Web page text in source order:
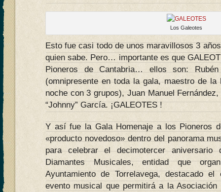
Los Galeotes
Esto fue casi todo de unos maravillosos 3
quien sabe. Pero… importante es que
Pioneros de Cantabria… ellos son:
(omnipresente en toda la gala, maestro de
noche con 3 grupos), Juan Manuel
“Johnny” García. ¡GALEOTES !
Y así fue la Gala Homenaje a los Pioneros
«producto novedoso» dentro del panorama
para celebrar el decimotercer aniversario
Diamantes Musicales, entidad que
Ayuntamiento de Torrelavega, destacado
evento musical que permitirá a la